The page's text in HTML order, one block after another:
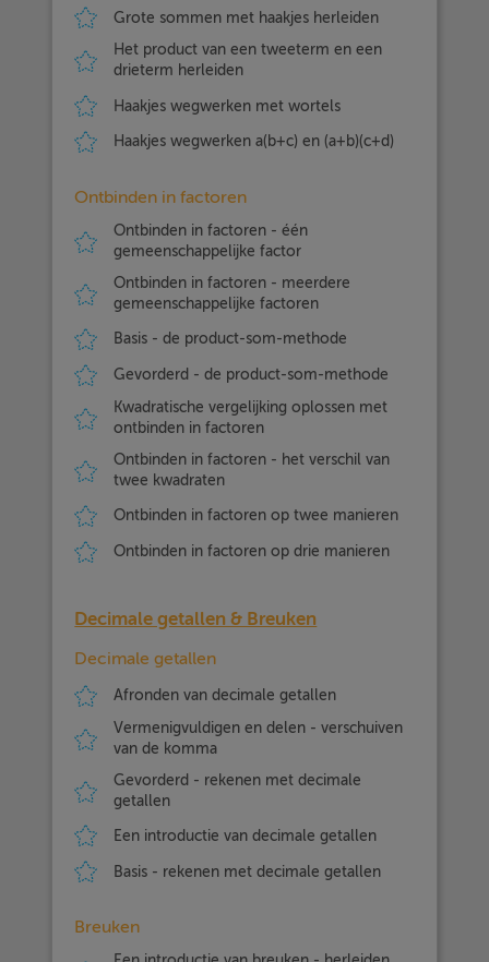
Grote sommen met haakjes herleiden
Het product van een tweeterm en een
drieterm herleiden
Haakjes wegwerken met wortels
Haakjes wegwerken a(b+c) en (a+b)(c+d)
Ontbinden in factoren
Ontbinden in factoren - één
gemeenschappelijke factor
Ontbinden in factoren - meerdere
gemeenschappelijke factoren
Basis - de product-som-methode
Gevorderd - de product-som-methode
Kwadratische vergelijking oplossen met
ontbinden in factoren
Ontbinden in factoren - het verschil van
twee kwadraten
Ontbinden in factoren op twee manieren
Ontbinden in factoren op drie manieren
Decimale getallen & Breuken
Decimale getallen
Afronden van decimale getallen
Vermenigvuldigen en delen - verschuiven
van de komma
Gevorderd - rekenen met decimale
getallen
Een introductie van decimale getallen
Basis - rekenen met decimale getallen
Breuken